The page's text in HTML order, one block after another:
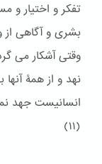
تفکر و اختیار
بشری و آگاهی
وقتی آشکار می
نهد و از همۀ آنها
انسانيست جهد
(١١)